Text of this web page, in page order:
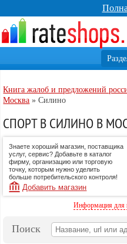
Книга жалоб и предложений
Москва »Силино
СПОРТ В СИЛИНО В
Знаете хороший магазин, поставщика
услуг, сервис? Добавьте в каталог
фирму, организацию или торговую
точку, которым нужно уделить
больше потребительского контроля!
Добавить магазин
Информация для
Поиск